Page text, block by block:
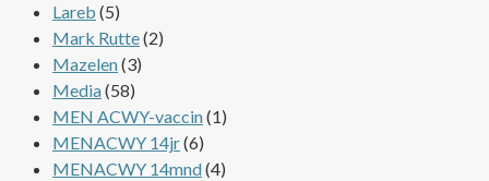
Lareb (5)
Mark Rutte(2)
Mazelen(3)
Media(58)
MEN ACWY-vaccin(1)
MENACWY 14jr(6)
MENACWY 14mnd(4)